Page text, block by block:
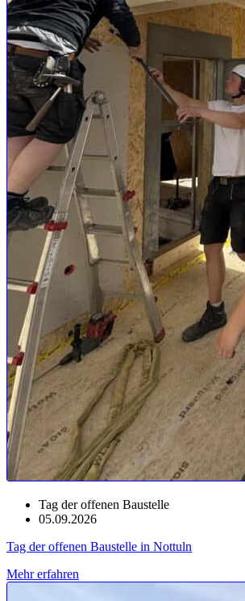
Tag der offenen Baustelle
05.09.2026
Tag der offenen Baustelle in Nottuln
Mehr erfahren